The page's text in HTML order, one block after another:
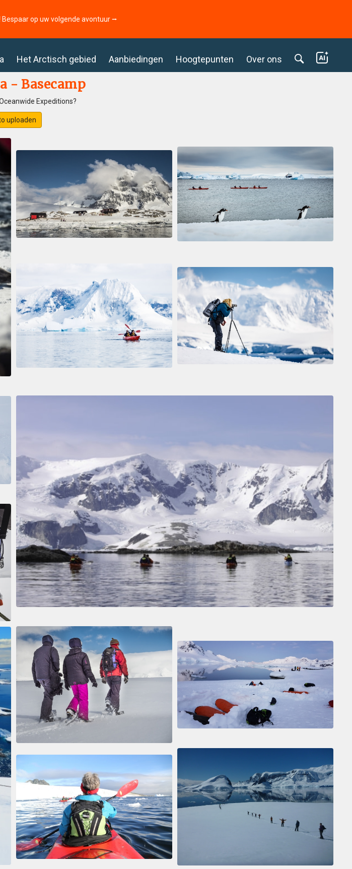
op uw volgende avontuur ⭢
Het Arctisch gebied Aanbiedingen Hoogtepunten Over ons
- Basecamp
Expeditions?
uploaden